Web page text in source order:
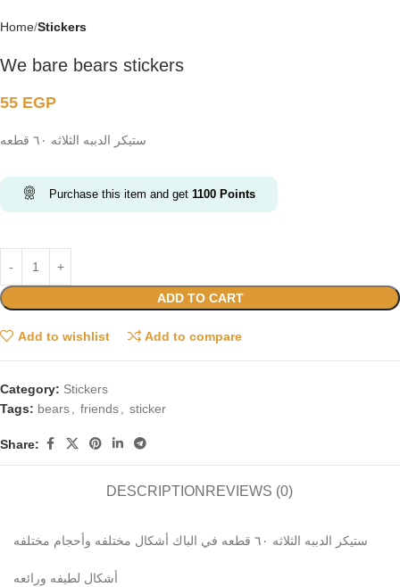
Home Stickers
We bare bears stickers
55 EGP
ستيكر الدببه الثلاثه ٦٠ قطعه
Purchase this item and get 1100 Points
ADD TO CART
Add to wishlist Add to compare
Category: Stickers
Tags: bears friends sticker
Share:
DESCRIPTION REVIEWS (0)
ستيكر الدببه الثلاثه ٦٠ قطعه في الباك أشكال مختلفه وأحجام مختلفه
أشكال لطيفه ورائعه